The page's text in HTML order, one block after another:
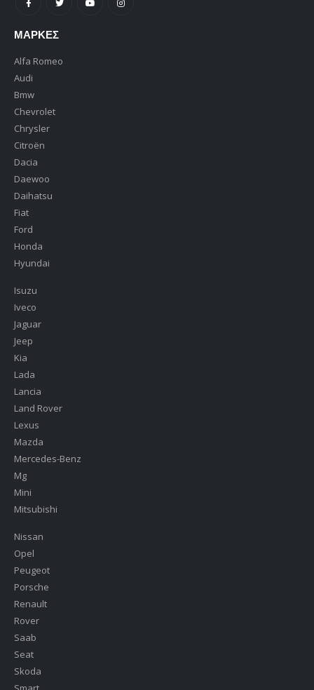
ΜΆΡΚΕΣ
Alfa Romeo
Audi
Bmw
Chevrolet
Chrysler
Citroën
Dacia
Daewoo
Daihatsu
Fiat
Ford
Honda
Hyundai
Isuzu
Iveco
Jaguar
Jeep
Kia
Lada
Lancia
Land Rover
Lexus
Mazda
Mercedes-Benz
Mg
Mini
Mitsubishi
Nissan
Opel
Peugeot
Porsche
Renault
Rover
Saab
Seat
Skoda